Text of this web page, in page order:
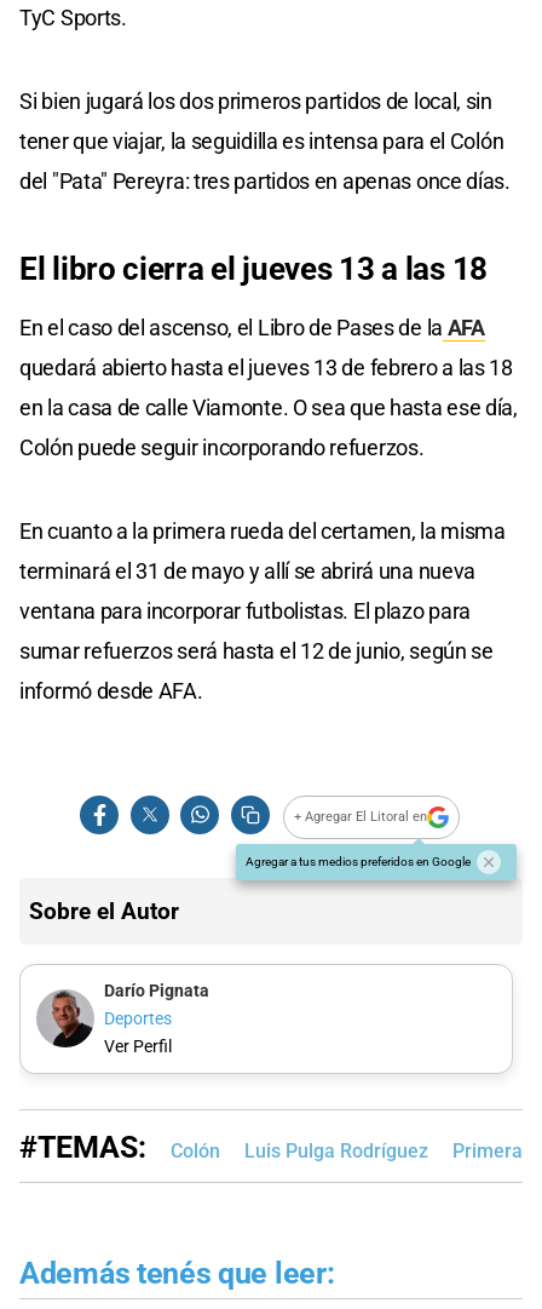
TyC Sports.
Si bien jugará los dos primeros partidos de local, sin
tener que viajar, la seguidilla es intensa para el Colón
del "Pata" Pereyra: tres partidos en apenas once días.
El libro cierra el jueves 13 a las 18
En el caso del ascenso, el Libro de Pases de la AFA
quedará abierto hasta el jueves 13 de febrero a las 18
en la casa de calle Viamonte. O sea que hasta ese día,
Colón puede seguir incorporando refuerzos.
En cuanto a la primera rueda del certamen, la misma
terminará el 31 de mayo y allí se abrirá una nueva
ventana para incorporar futbolistas. El plazo para
sumar refuerzos será hasta el 12 de junio, según se
informó desde AFA.
+ Agregar El Litoral en
Agregar a tus medios preferidos en Google
Sobre el Autor
Darío Pignata
Deportes
Ver Perfil
#TEMAS: Colón Luis Pulga Rodríguez Primera
Además tenés que leer: